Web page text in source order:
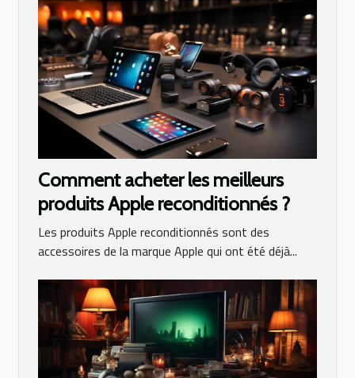
Comment acheter les meilleurs
produits Apple reconditionnés ?
Les produits Apple reconditionnés sont des
accessoires de la marque Apple qui ont été déjà...